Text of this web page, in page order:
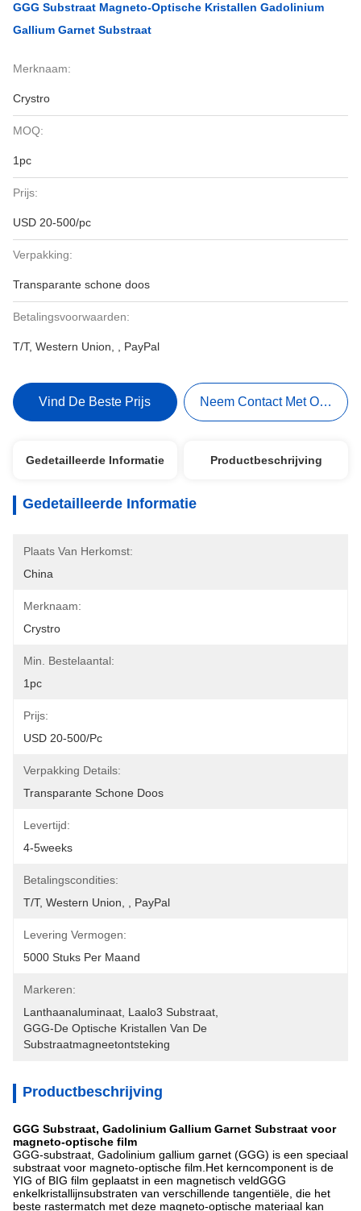
GGG Substraat Magneto-Optische Kristallen Gadolinium
Gallium Garnet Substraat
Merknaam:
Crystro
MOQ:
1pc
Prijs:
USD 20-500/pc
Verpakking:
Transparante schone doos
Betalingsvoorwaarden:
T/T, Western Union, , PayPal
Vind De Beste Prijs Neem Contact Met Ons Op
Gedetailleerde Informatie Productbeschrijving
Gedetailleerde Informatie
Plaats Van Herkomst:
China
Merknaam:
Crystro
Min. Bestelaantal:
1pc
Prijs:
USD 20-500/pc
Verpakking Details:
Transparante Schone Doos
Levertijd:
4-5weeks
Betalingscondities:
T/T, Western Union, , PayPal
Levering Vermogen:
5000 Stuks Per Maand
Markeren:
Lanthaanaluminaat Laalo3 Substraat
GGG-De Optische Kristallen Van De
Substraatmagneetontsteking
Productbeschrijving
GGG Substraat, Gadolinium Gallium Garnet Substraat voor
magneto-optische film
GGG-substraat, Gadolinium gallium garnet (GGG) is een speciaal
substraat voor magneto-optische film.Het kerncomponent is de
YIG of BIG film geplaatst in een magnetisch veldGGG
enkelkristallijnsubstraten van verschillende tangentiële, die het
beste rastermatch met deze magneto-optische materiaal kan